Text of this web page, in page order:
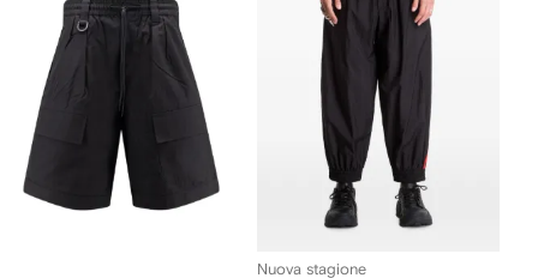
Nuova stagione